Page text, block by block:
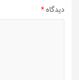
دیدگاه*